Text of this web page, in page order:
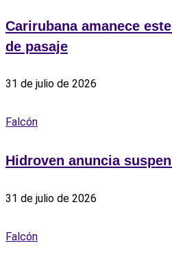
‎Carirubana amanece
de pasaje
31 de julio de 2026
Falcón
Hidroven anuncia
31 de julio de 2026
Falcón